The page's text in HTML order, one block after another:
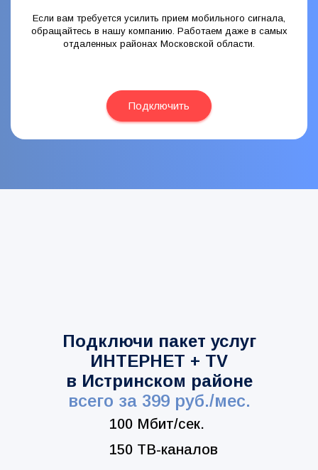
Если вам требуется усилить прием мобильного сигнала,
обращайтесь в нашу компанию. Работаем даже в самых
отдаленных районах Московской области.
Подключить
Подключи пакет услуг
ИНТЕРНЕТ + TV
в Истринском районе
всего за 399 руб./мес.
100 Мбит/сек.
150 ТВ-каналов